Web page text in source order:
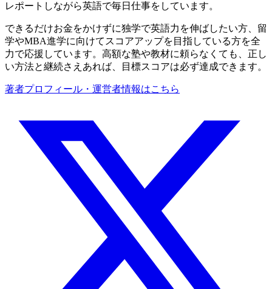
レポートしながら英語で毎日仕事をしています。
できるだけお金をかけずに独学で英語力を伸ばしたい方、留
学やMBA進学に向けてスコアアップを目指している方を全
力で応援しています。高額な塾や教材に頼らなくても、正し
い方法と継続さえあれば、目標スコアは必ず達成できます。
著者プロフィール・運営者情報はこちら